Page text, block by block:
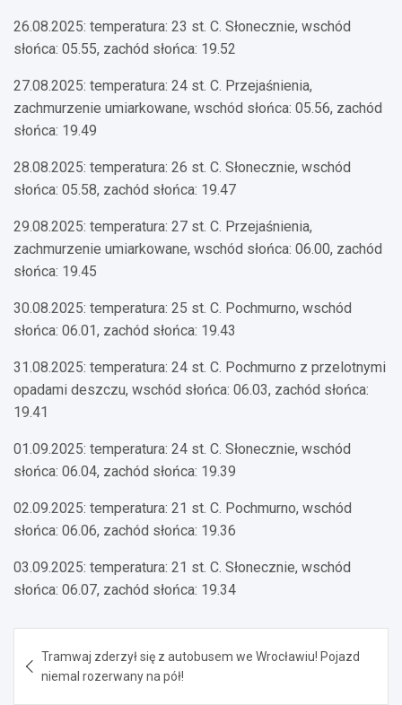
26.08.2025: temperatura: 23 st. C. Słonecznie, wschód
słońca: 05.55, zachód słońca: 19.52
27.08.2025: temperatura: 24 st. C. Przejaśnienia,
zachmurzenie umiarkowane, wschód słońca: 05.56, zachód
słońca: 19.49
28.08.2025: temperatura: 26 st. C. Słonecznie, wschód
słońca: 05.58, zachód słońca: 19.47
29.08.2025: temperatura: 27 st. C. Przejaśnienia,
zachmurzenie umiarkowane, wschód słońca: 06.00, zachód
słońca: 19.45
30.08.2025: temperatura: 25 st. C. Pochmurno, wschód
słońca: 06.01, zachód słońca: 19.43
31.08.2025: temperatura: 24 st. C. Pochmurno z przelotnymi
opadami deszczu, wschód słońca: 06.03, zachód słońca:
19.41
01.09.2025: temperatura: 24 st. C. Słonecznie, wschód
słońca: 06.04, zachód słońca: 19.39
02.09.2025: temperatura: 21 st. C. Pochmurno, wschód
słońca: 06.06, zachód słońca: 19.36
03.09.2025: temperatura: 21 st. C. Słonecznie, wschód
słońca: 06.07, zachód słońca: 19.34
wpisu
Tramwaj zderzył się z autobusem we Wrocławiu! Pojazd
niemal rozerwany na pół!